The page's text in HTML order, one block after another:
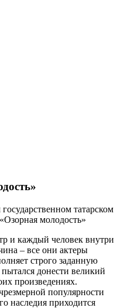
татарском
молодость»
и каждый человек внутри
– все они актеры
строго заданную
донести великий
произведениях.
популярности
наследия приходится